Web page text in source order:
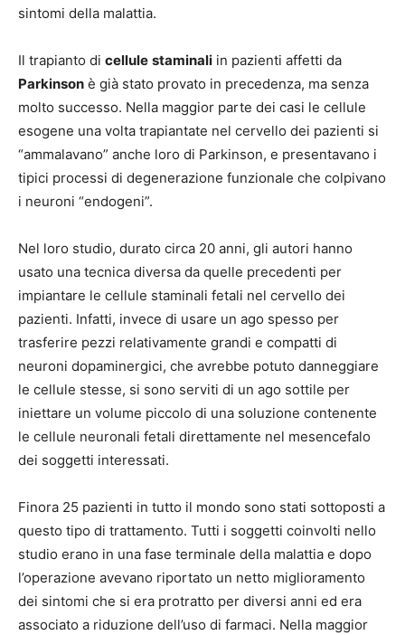
sintomi della malattia.
Il trapianto di cellule staminali in pazienti affetti da
Parkinson è già stato provato in precedenza, ma senza
molto successo. Nella maggior parte dei casi le cellule
esogene una volta trapiantate nel cervello dei pazienti si
“ammalavano” anche loro di Parkinson, e presentavano i
tipici processi di degenerazione funzionale che colpivano
i neuroni “endogeni”.
Nel loro studio, durato circa 20 anni, gli autori hanno
usato una tecnica diversa da quelle precedenti per
impiantare le cellule staminali fetali nel cervello dei
pazienti. Infatti, invece di usare un ago spesso per
trasferire pezzi relativamente grandi e compatti di
neuroni dopaminergici, che avrebbe potuto danneggiare
le cellule stesse, si sono serviti di un ago sottile per
iniettare un volume piccolo di una soluzione contenente
le cellule neuronali fetali direttamente nel mesencefalo
dei soggetti interessati.
Finora 25 pazienti in tutto il mondo sono stati sottoposti a
questo tipo di trattamento. Tutti i soggetti coinvolti nello
studio erano in una fase terminale della malattia e dopo
l’operazione avevano riportato un netto miglioramento
dei sintomi che si era protratto per diversi anni ed era
associato a riduzione dell’uso di farmaci. Nella maggior